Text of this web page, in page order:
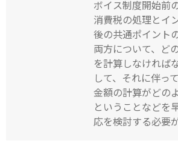
ボイス制度開始前
消費税の処理とイ
後の共通ポイント
両方について、ど
を計算しなければ
して、それに伴っ
金額の計算がどの
ということなどを
応を検討する必要